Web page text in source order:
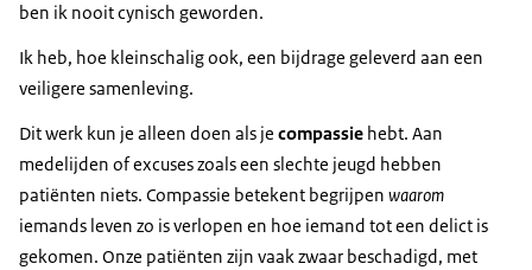
ben ik nooit cynisch geworden.
Ik heb, hoe kleinschalig ook, een bijdrage geleverd aan een
veiligere samenleving.
Dit werk kun je alleen doen als je compassie hebt. Aan
medelijden of excuses zoals een slechte jeugd hebben
patiënten niets. Compassie betekent begrijpen waarom
iemands leven zo is verlopen en hoe iemand tot een delict is
gekomen. Onze patiënten zijn vaak zwaar beschadigd, met